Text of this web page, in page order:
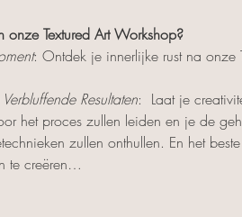
Textured Art Workshop?
: Ontdek je innerlijke rust na onze
Resultaten:  Laat je
het proces zullen leiden en je de
zullen onthullen. En het
te creëren…